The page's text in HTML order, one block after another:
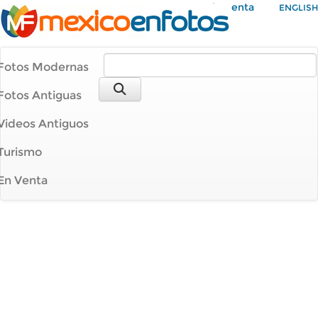
Mi Cuenta ENGLISH
Modernas
Antiguas
Antiguos
Venta